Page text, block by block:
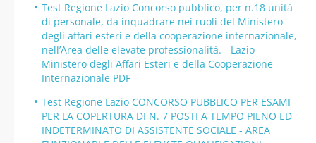
Test Regione Lazio Concorso pubblico, per n.18 unità
di personale, da inquadrare nei ruoli del Ministero
degli affari esteri e della cooperazione internazionale,
nell’Area delle elevate professionalità. - Lazio -
Ministero degli Affari Esteri e della Cooperazione
Internazionale PDF
Test Regione Lazio CONCORSO PUBBLICO PER ESAMI
PER LA COPERTURA DI N. 7 POSTI A TEMPO PIENO ED
INDETERMINATO DI ASSISTENTE SOCIALE - AREA